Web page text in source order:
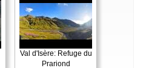
Val d'Isère: Refuge du
Prariond